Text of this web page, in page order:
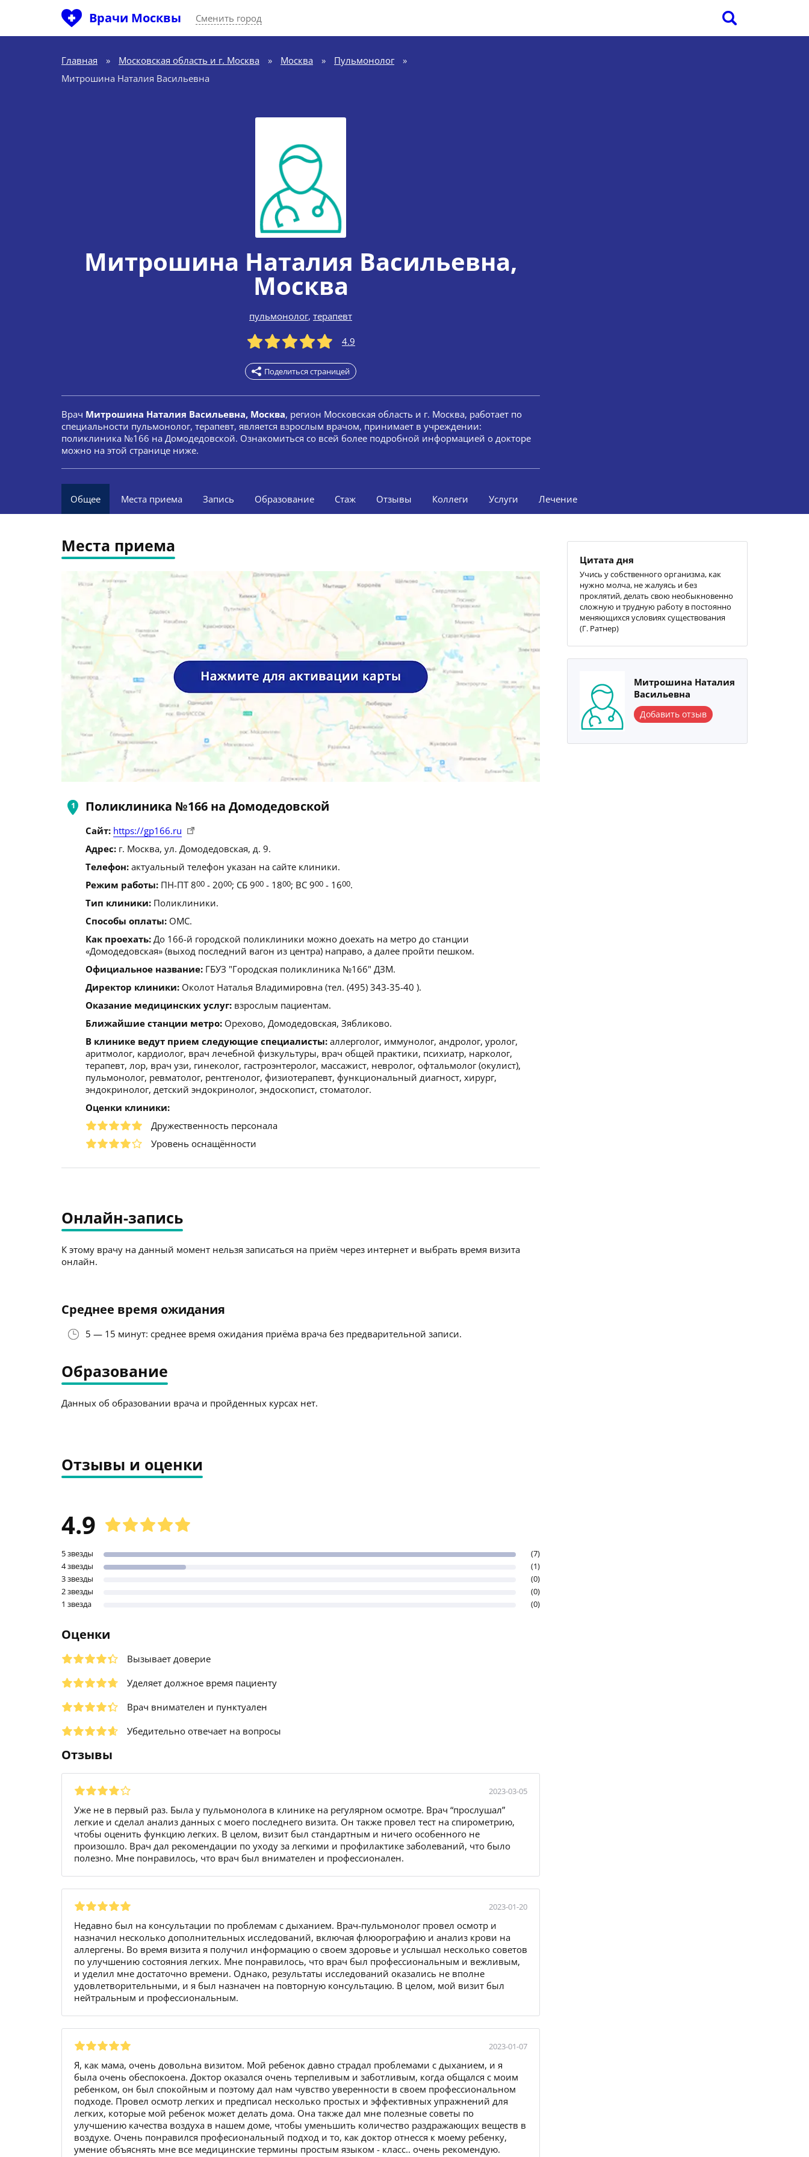
Врачи Москвы Сменить город
Главная » Московская область и г. Москва » Москва » Пульмонолог
»
Митрошина Наталия Васильевна
Митрошина Наталия Васильевна,
Москва
пульмонолог, терапевт
4.9
Поделиться страницей
Врач Митрошина Наталия Васильевна, Москва, регион Московская область и г. Москва, работает по
специальности пульмонолог, терапевт, является взрослым врачом, принимает в учреждении:
поликлиника №166 на Домодедовской. Ознакомиться со всей более подробной информацией о докторе
можно на этой странице ниже.
Общее Места приема Запись Образование Стаж Отзывы Коллеги Услуги Лечение
Места приема
Поликлиника №166 на Домодедовской
Сайт: https://gp166.ru
Адрес: г. Москва, ул. Домодедовская, д. 9.
Телефон: актуальный телефон указан на сайте клиники.
Режим работы: ПН-ПТ 800 - 2000; СБ 900 - 1800; ВС 900 - 1600.
Тип клиники: Поликлиники.
Способы оплаты: ОМС.
Как проехать: До 166-й городской поликлиники можно доехать на метро до станции
«Домодедовская» (выход последний вагон из центра) направо, а далее пройти пешком.
Официальное название: ГБУЗ "Городская поликлиника №166" ДЗМ.
Директор клиники: Околот Наталья Владимировна (тел. (495) 343-35-40 ).
Оказание медицинских услуг: взрослым пациентам.
Ближайшие станции метро: Орехово, Домодедовская, Зябликово.
В клинике ведут прием следующие специалисты: аллерголог, иммунолог, андролог, уролог,
аритмолог, кардиолог, врач лечебной физкультуры, врач общей практики, психиатр, нарколог,
терапевт, лор, врач узи, гинеколог, гастроэнтеролог, массажист, невролог, офтальмолог (окулист),
пульмонолог, ревматолог, рентгенолог, физиотерапевт, функциональный диагност, хирург,
эндокринолог, детский эндокринолог, эндоскопист, стоматолог.
Оценки клиники:
Дружественность персонала
Уровень оснащённости
Онлайн-запись
К этому врачу на данный момент нельзя записаться на приём через интернет и выбрать время визита
онлайн.
Среднее время ожидания
5 — 15 минут: среднее время ожидания приёма врача без предварительной записи.
Образование
Данных об образовании врача и пройденных курсах нет.
Отзывы и оценки
4.9
5 звезды
(7)
4 звезды
(1)
3 звезды
(0)
2 звезды
(0)
1 звезда
(0)
Оценки
Вызывает доверие
Уделяет должное время пациенту
Врач внимателен и пунктуален
Убедительно отвечает на вопросы
Отзывы
2023-03-05
Уже не в первый раз. Была у пульмонолога в клинике на регулярном осмотре. Врач “прослушал”
легкие и сделал анализ данных с моего последнего визита. Он также провел тест на спирометрию,
чтобы оценить функцию легких. В целом, визит был стандартным и ничего особенного не
произошло. Врач дал рекомендации по уходу за легкими и профилактике заболеваний, что было
полезно. Мне понравилось, что врач был внимателен и профессионален.
2023-01-20
Недавно был на консультации по проблемам с дыханием. Врач-пульмонолог провел осмотр и
назначил несколько дополнительных исследований, включая флюорографию и анализ крови на
аллергены. Во время визита я получил информацию о своем здоровье и услышал несколько советов
по улучшению состояния легких. Мне понравилось, что врач был профессиональным и вежливым,
и уделил мне достаточно времени. Однако, результаты исследований оказались не вполне
удовлетворительными, и я был назначен на повторную консультацию. В целом, мой визит был
нейтральным и профессиональным.
2023-01-07
Я, как мама, очень довольна визитом. Мой ребенок давно страдал проблемами с дыханием, и я
была очень обеспокоена. Доктор оказался очень терпеливым и заботливым, когда общался с моим
ребенком, он был спокойным и поэтому дал нам чувство уверенности в своем профессиональном
подходе. Провел осмотр легких и предписал несколько простых и эффективных упражнений для
легких, которые мой ребенок может делать дома. Она также дал мне полезные советы по
улучшению качества воздуха в нашем доме, чтобы уменьшить количество раздражающих веществ в
воздухе. Очень понравился професиональный подход и то, как доктор отнесся к моему ребенку,
умение объяснять мне все медицинские термины простым языком - класс.. очень рекомендую.
Цитата дня
Учись у собственного организма, как
нужно молча, не жалуясь и без
проклятий, делать свою необыкновенно
сложную и трудную работу в постоянно
меняющихся условиях существования
(Г. Ратнер)
Митрошина Наталия
Васильевна
Добавить отзыв